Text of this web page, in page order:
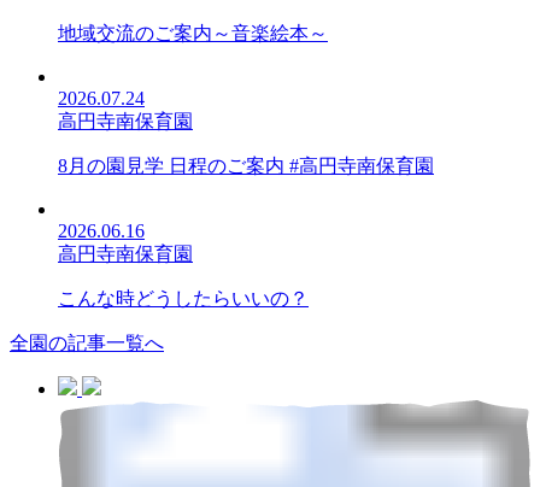
地域交流のご案内～音楽絵本～
2026.07.24
高円寺南保育園
8月の園見学 日程のご案内 #高円寺南保育園
2026.06.16
高円寺南保育園
こんな時どうしたらいいの？
全園の記事一覧へ